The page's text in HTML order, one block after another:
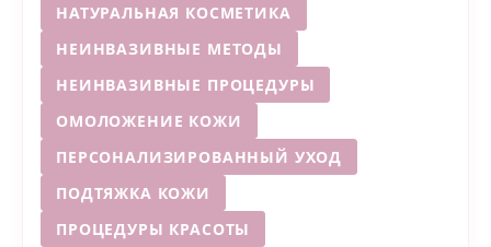
НАТУРАЛЬНАЯ КОСМЕТИКА
НЕИНВАЗИВНЫЕ МЕТОДЫ
НЕИНВАЗИВНЫЕ ПРОЦЕДУРЫ
ОМОЛОЖЕНИЕ КОЖИ
ПЕРСОНАЛИЗИРОВАННЫЙ УХОД
ПОДТЯЖКА КОЖИ
ПРОЦЕДУРЫ КРАСОТЫ